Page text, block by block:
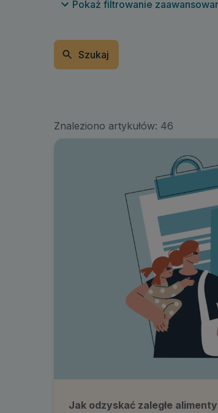
Pokaż filtrowanie
Szukaj
Znaleziono artykułów: 46
Jak odzyskać zaległe